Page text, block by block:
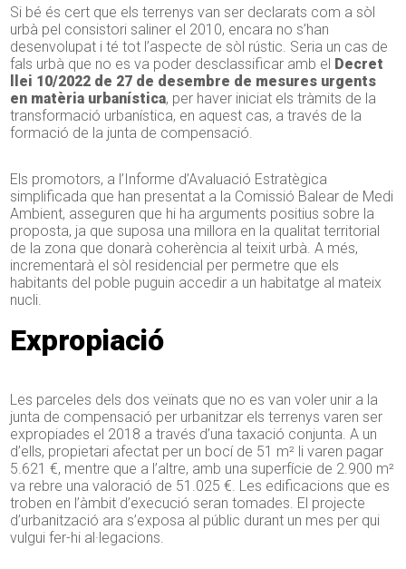
Si bé és cert que els terrenys van ser declarats com a sòl
urbà pel consistori saliner el 2010, encara no s’han
desenvolupat i té tot l’aspecte de sòl rústic. Seria un cas de
fals urbà que no es va poder desclassificar amb el Decret
llei 10/2022 de 27 de desembre de mesures urgents
en matèria urbanística, per haver iniciat els tràmits de la
transformació urbanística, en aquest cas, a través de la
formació de la junta de compensació.
Els promotors, a l’Informe d’Avaluació Estratègica
simplificada que han presentat a la Comissió Balear de Medi
Ambient, asseguren que hi ha arguments positius sobre la
proposta, ja que suposa una millora en la qualitat territorial
de la zona que donarà coherència al teixit urbà. A més,
incrementarà el sòl residencial per permetre que els
habitants del poble puguin accedir a un habitatge al mateix
nucli.
Expropiació
Les parceles dels dos veïnats que no es van voler unir a la
junta de compensació per urbanitzar els terrenys varen ser
expropiades el 2018 a través d’una taxació conjunta. A un
d’ells, propietari afectat per un bocí de 51 m² li varen pagar
5.621 €, mentre que a l’altre, amb una superfície de 2.900 m²
va rebre una valoració de 51.025 €. Les edificacions que es
troben en l’àmbit d’execució seran tomades. El projecte
d’urbanització ara s’exposa al públic durant un mes per qui
vulgui fer-hi al·legacions.